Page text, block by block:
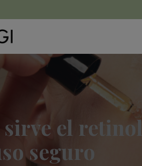
sirve el
seguro